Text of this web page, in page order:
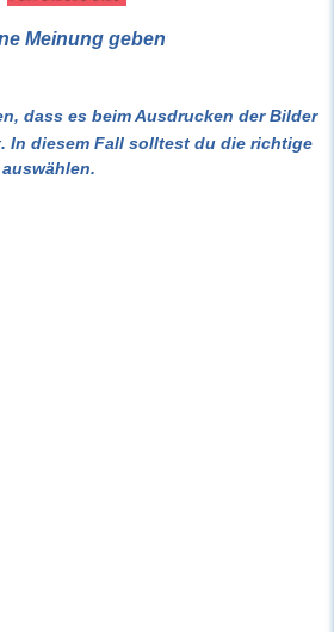
Meinung geben
dass es beim Ausdrucken der Bilder
In diesem Fall solltest du die richtige